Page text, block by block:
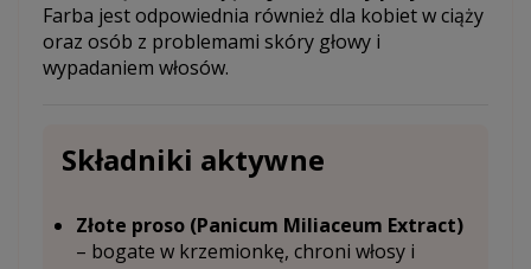
Farba jest odpowiednia również dla kobiet w ciąży
oraz osób z problemami skóry głowy i
wypadaniem włosów.
Składniki aktywne
Złote proso (Panicum Miliaceum Extract)
– bogate w krzemionkę, chroni włosy i